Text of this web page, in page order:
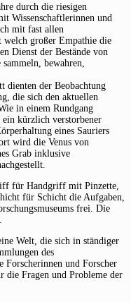
durch die riesigen
Wissenschaftlerinnen und
mit fast allen
welch großer Empathie die
Dienst der Bestände von
bewahren,
dienten der Beobachtung
die sich den aktuellen
in einem Rundgang
kürzlich verstorbener
eines Sauriers
wird die Venus von
Grab inklusive
für Handgriff mit Pinzette,
für Schicht die Aufgaben,
frei. Die
Welt, die sich in ständiger
des
Forscherinnen und Forscher
die Fragen und Probleme der